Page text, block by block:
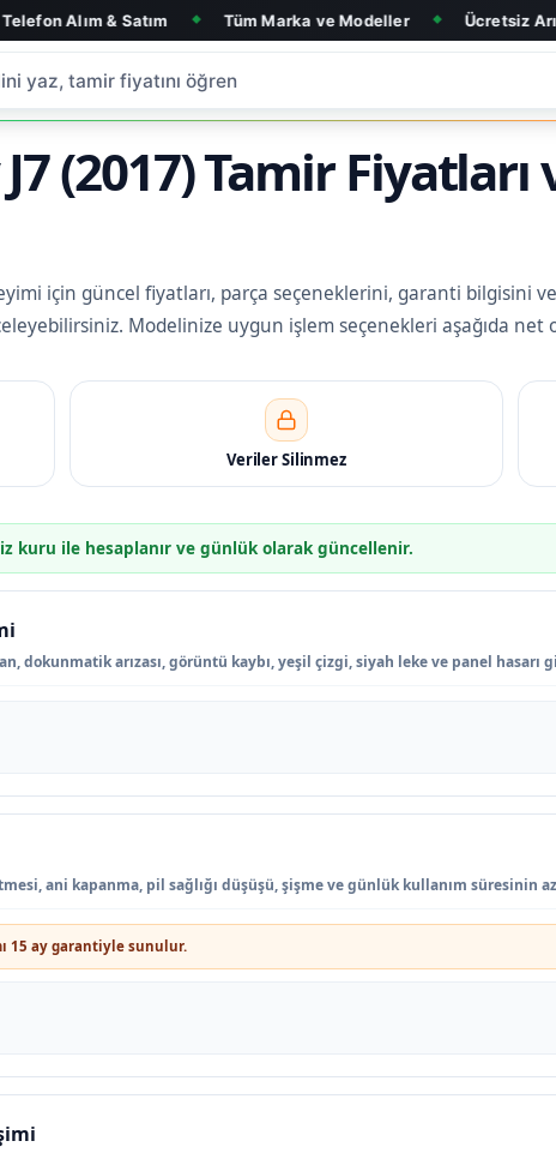
Satım ◆ Tüm Marka ve Modeller ◆ Ücretsiz Arıza Tespit ◆
(2017) Tamir Fiyatları
için güncel fiyatları, parça seçeneklerini, garanti bilgisini
Modelinize uygun işlem seçenekleri aşağıda net
Veriler Silinmez
kuru ile hesaplanır ve günlük olarak güncellenir.
dokunmatik arızası, görüntü kaybı, yeşil çizgi, siyah leke ve panel hasarı
ani kapanma, pil sağlığı düşüşü, şişme ve günlük kullanım süresinin
15 ay garantiyle sunulur.